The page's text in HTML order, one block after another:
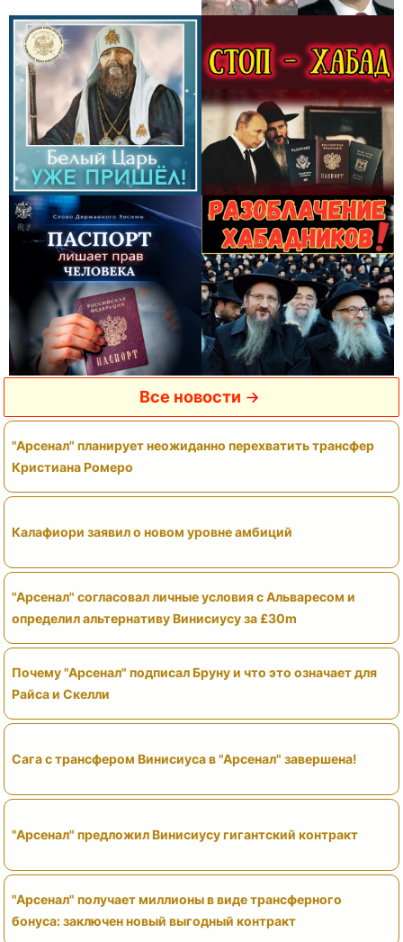
Все новости
"Арсенал" планирует неожиданно перехватить трансфер
Кристиана Ромеро
Калафиори заявил о новом уровне амбиций
"Арсенал" согласовал личные условия с Альваресом и
определил альтернативу Винисиусу за £30m
Почему "Арсенал" подписал Бруну и что это означает для
Райса и Скелли
Сага с трансфером Винисиуса в "Арсенал" завершена!
"Арсенал" предложил Винисиусу гигантский контракт
"Арсенал" получает миллионы в виде трансферного
бонуса: заключен новый выгодный контракт